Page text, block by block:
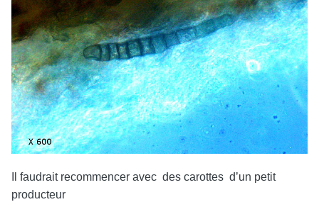
Il faudrait recommencer avec des carottes d’un petit
producteur